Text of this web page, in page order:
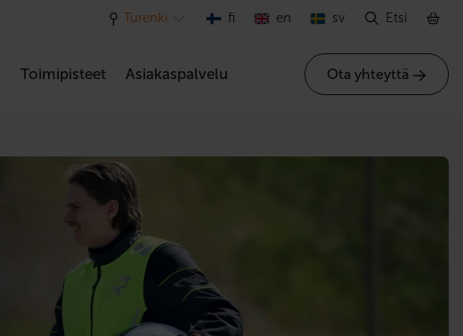
Toimipisteet Asiakaspalvelu Ota yhteyttä
Turenki fi en sv Etsi